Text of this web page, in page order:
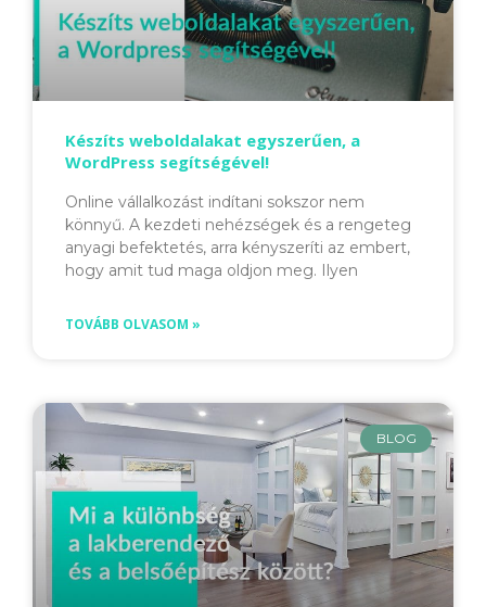
Készíts weboldalakat egyszerűen, a
WordPress segítségével!
Online vállalkozást indítani sokszor nem
könnyű. A kezdeti nehézségek és a rengeteg
anyagi befektetés, arra kényszeríti az embert,
hogy amit tud maga oldjon meg. Ilyen
TOVÁBB OLVASOM »
BLOG